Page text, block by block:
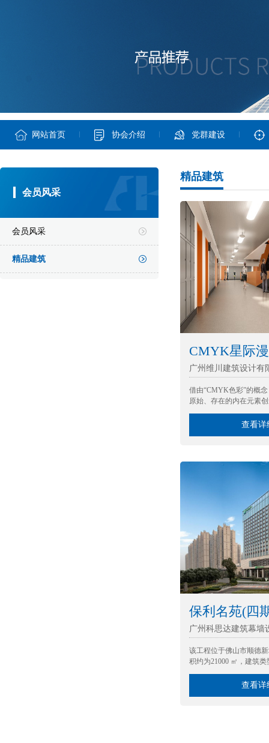
网站首页 协会介绍 党群建设
会员风采
会员风采
精品建筑
精品建筑
CMYK星际
广州维川建筑设计有
借由“CMYK色彩”的概
原始、存在的内在元素
查看详
保利名苑(四
广州科思达建筑幕墙
该工程位于佛山市顺德
积约为21000 ㎡，建筑
查看详